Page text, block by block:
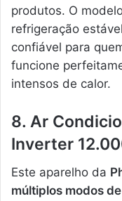
produtos. O
refrigeração
confiável para
funcione
intensos de calor.
8. Ar
Inverter
Este aparelho da
múltiplos modos